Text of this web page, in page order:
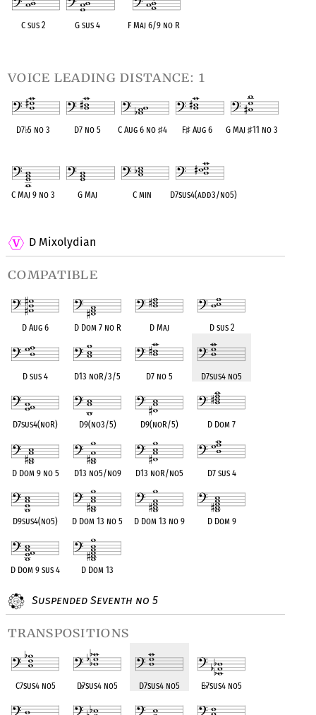
D Mixolydian
compatible
D Aug 6 D Dom 7 no R D Maj D sus 2
D sus 4 D13 noR/3/5 D7 no 5 D7sus4 no5
D7sus4(noR) D9(no3/5) D9(noR/5) D Dom 7
D Dom 9 no 5 D13 no5/no9 D13 noR/no5 D7 sus 4
D9sus4(no5) D Dom 13 no 5 D Dom 13 no 9 D Dom 9
D Dom 9 sus 4 D Dom 13
Suspended Seventh no 5
transpositions
C7sus4 no5 D♭7sus4 no5 D7sus4 no5 E♭7sus4 no5
C sus 2 G sus 4 F Maj 6/9 no R
voice leading distance: 1
D7♭5 no 3 D7 no 5 C Aug 6 no ♯4 F♯Aug 6 G Maj ♯11 no 3
C Maj 9 no 3 G Maj C min D7sus4(add3/no5)